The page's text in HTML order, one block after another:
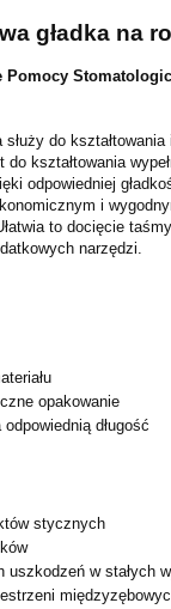
gładka na
Pomocy
służy do
do kształtowania
odpowiedniej
i
to docięcie
narzędzi.
opakowanie
długość
stycznych
uszkodzeń w stałych